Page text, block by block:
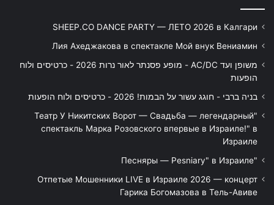
SHEEP.CO DANCE PARTY — ЛЕТО 2026 в Калгари
Лия Ахеджакова в спектакле Мой внук Вениамин
משופן ועד AC/DC - מופע פסנתר לאור נרות 2026 - כרטיסים ולוח
הופעות
בניה ברבי - חוגג עשור על הבמות! 2026 - כרטיסים ולוח הופעות
"Театр У Никитских Ворот — Свадьба — легендарный
спектакль Марка Розовского впервые в Израиле!" в
Израиле
"Песняры — Pesniary" в Израиле
Отпетые Мошенники LIVE в Израиле 2026 — концерт
Гарика Богомазова в Тель-Авиве